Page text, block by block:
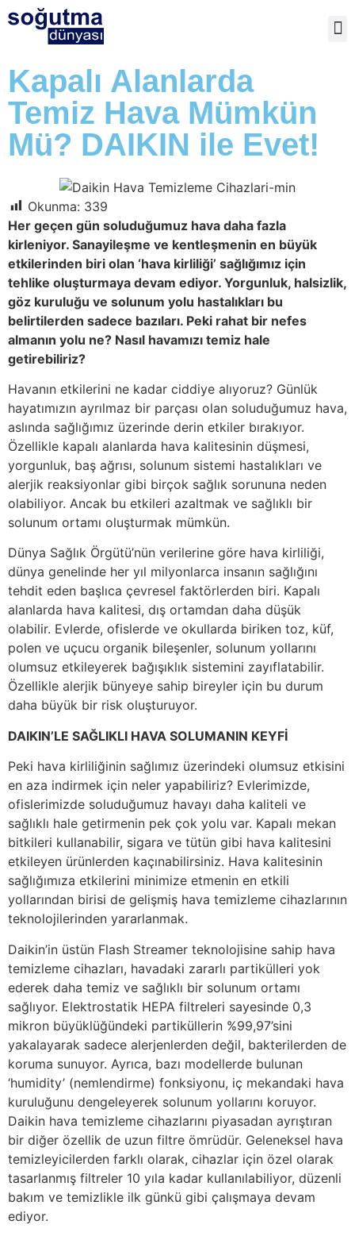
Kapalı Alanlarda
Temiz Hava Mümkün
Mü? DAIKIN ile Evet!
Okunma: 339
Her geçen gün soluduğumuz hava daha fazla
kirleniyor. Sanayileşme ve kentleşmenin en büyük
etkilerinden biri olan ‘hava kirliliği’ sağlığımız için
tehlike oluşturmaya devam ediyor. Yorgunluk, halsizlik,
göz kuruluğu ve solunum yolu hastalıkları bu
belirtilerden sadece bazıları. Peki rahat bir nefes
almanın yolu ne? Nasıl havamızı temiz hale
getirebiliriz?
Havanın etkilerini ne kadar ciddiye alıyoruz? Günlük
hayatımızın ayrılmaz bir parçası olan soluduğumuz hava,
aslında sağlığımız üzerinde derin etkiler bırakıyor.
Özellikle kapalı alanlarda hava kalitesinin düşmesi,
yorgunluk, baş ağrısı, solunum sistemi hastalıkları ve
alerjik reaksiyonlar gibi birçok sağlık sorununa neden
olabiliyor. Ancak bu etkileri azaltmak ve sağlıklı bir
solunum ortamı oluşturmak mümkün.
Dünya Sağlık Örgütü’nün verilerine göre hava kirliliği,
dünya genelinde her yıl milyonlarca insanın sağlığını
tehdit eden başlıca çevresel faktörlerden biri. Kapalı
alanlarda hava kalitesi, dış ortamdan daha düşük
olabilir. Evlerde, ofislerde ve okullarda biriken toz, küf,
polen ve uçucu organik bileşenler, solunum yollarını
olumsuz etkileyerek bağışıklık sistemini zayıflatabilir.
Özellikle alerjik bünyeye sahip bireyler için bu durum
daha büyük bir risk oluşturuyor.
DAIKIN’LE SAĞLIKLI HAVA SOLUMANIN KEYFİ
Peki hava kirliliğinin sağlımız üzerindeki olumsuz etkisini
en aza indirmek için neler yapabiliriz? Evlerimizde,
ofislerimizde soluduğumuz havayı daha kaliteli ve
sağlıklı hale getirmenin pek çok yolu var. Kapalı mekan
bitkileri kullanabilir, sigara ve tütün gibi hava kalitesini
etkileyen ürünlerden kaçınabilirsiniz. Hava kalitesinin
sağlığımıza etkilerini minimize etmenin en etkili
yollarından birisi de gelişmiş hava temizleme cihazlarının
teknolojilerinden yararlanmak.
Daikin’in üstün Flash Streamer teknolojisine sahip hava
temizleme cihazları, havadaki zararlı partikülleri yok
ederek daha temiz ve sağlıklı bir solunum ortamı
sağlıyor. Elektrostatik HEPA filtreleri sayesinde 0,3
mikron büyüklüğündeki partiküllerin %99,97’sini
yakalayarak sadece alerjenlerden değil, bakterilerden de
koruma sunuyor. Ayrıca, bazı modellerde bulunan
‘humidity’ (nemlendirme) fonksiyonu, iç mekandaki hava
kuruluğunu dengeleyerek solunum yollarını koruyor.
Daikin hava temizleme cihazlarını piyasadan ayrıştıran
bir diğer özellik de uzun filtre ömrüdür. Geleneksel hava
temizleyicilerden farklı olarak, cihazlar için özel olarak
tasarlanmış filtreler 10 yıla kadar kullanılabiliyor, düzenli
bakım ve temizlikle ilk günkü gibi çalışmaya devam
ediyor.